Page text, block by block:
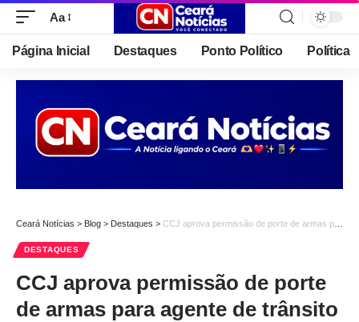
Font
Resizer
Aa
Página Inicial Destaques Ponto Político Política
Ceará Notícias > Blog > Destaques > CCJ aprova permissão de porte de armas para agente de trânsito
DESTAQUES
CCJ aprova permissão de porte
de armas para agente de trânsito